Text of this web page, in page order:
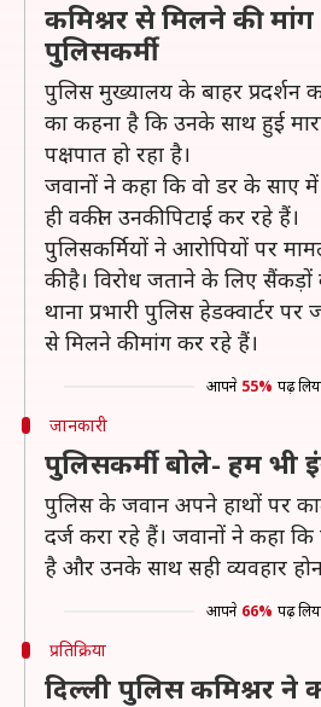
कमिश्नर से मिलने की
पुलिसकर्मी
पुलिस मुख्यालय के बाहर प्रदर्शन
का कहना है कि उनके साथ हुई
पक्षपात हो रहा है।
जवानों ने कहा कि वो डर के साए
ही वकील उनकी पिटाई कर रहे हैं।
पुलिसकर्मियों ने आरोपियों पर
की है। विरोध जताने के लिए
थाना प्रभारी पुलिस हेडक्वार्टर
से मिलने की मांग कर रहे हैं।
आपने 55% पढ़
जानकारी
पुलिसकर्मी बोले- हम भी
पुलिस के जवान अपने हाथों पर
दर्ज करा रहे हैं। जवानों ने कहा
है और उनके साथ सही व्यवहार
आपने 66% पढ़
प्रतिक्रिया
दिल्ली पुलिस कमिश्नर ने